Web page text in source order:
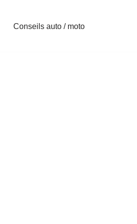
Conseils auto / moto